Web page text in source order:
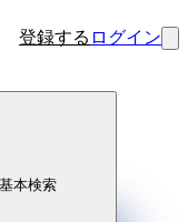
登録する ログイン
基本検索